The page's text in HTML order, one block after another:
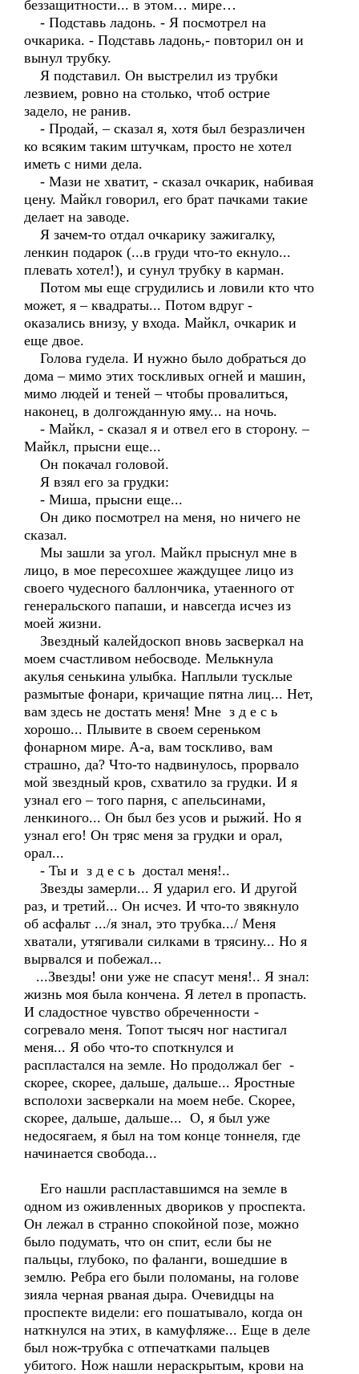
беззащитности... в этом… мире…
- Подставь ладонь. - Я посмотрел на
очкарика. - Подставь ладонь,- повторил он и
вынул трубку.
Я подставил. Он выстрелил из трубки
лезвием, ровно на столько, чтоб острие
задело, не ранив.
- Продай, – сказал я, хотя был безразличен
ко всяким таким штучкам, просто не хотел
иметь с ними дела.
- Мази не хватит, - сказал очкарик, набивая
цену. Майкл говорил, его брат пачками такие
делает на заводе.
Я зачем-то отдал очкарику зажигалку,
ленкин подарок (...в груди что-то екнуло...
плевать хотел!), и сунул трубку в карман.
Потом мы еще сгрудились и ловили кто что
может, я – квадраты... Потом вдруг -
оказались внизу, у входа. Майкл, очкарик и
еще двое.
Голова гудела. И нужно было добраться до
дома – мимо этих тоскливых огней и машин,
мимо людей и теней – чтобы провалиться,
наконец, в долгожданную яму... на ночь.
- Майкл, - сказал я и отвел его в сторону. –
Майкл, прысни еще...
Он покачал головой.
Я взял его за грудки:
- Миша, прысни еще...
Он дико посмотрел на меня, но ничего не
сказал.
Мы зашли за угол. Майкл прыснул мне в
лицо, в мое пересохшее жаждущее лицо из
своего чудесного баллончика, утаенного от
генеральского папаши, и навсегда исчез из
моей жизни.
Звездный калейдоскоп вновь засверкал на
моем счастливом небосводе. Мелькнула
акулья сенькина улыбка. Наплыли тусклые
размытые фонари, кричащие пятна лиц... Нет,
вам здесь не достать меня! Мне з д е с ь
хорошо... Плывите в своем сереньком
фонарном мире. А-а, вам тоскливо, вам
страшно, да? Что-то надвинулось, прорвало
мой звездный кров, схватило за грудки. И я
узнал его – того парня, с апельсинами,
ленкиного... Он был без усов и рыжий. Но я
узнал его! Он тряс меня за грудки и орал,
орал...
- Ты и з д е с ь достал меня!..
Звезды замерли... Я ударил его. И другой
раз, и третий... Он исчез. И что-то звякнуло
об асфальт .../я знал, это трубка.../ Меня
хватали, утягивали силками в трясину... Но я
вырвался и побежал...
...Звезды! они уже не спасут меня!.. Я знал:
жизнь моя была кончена. Я летел в пропасть.
И сладостное чувство обреченности -
согревало меня. Топот тысяч ног настигал
меня... Я обо что-то споткнулся и
распластался на земле. Но продолжал бег -
скорее, скорее, дальше, дальше... Яростные
всполохи засверкали на моем небе. Скорее,
скорее, дальше, дальше... О, я был уже
недосягаем, я был на том конце тоннеля, где
начинается свобода...
Его нашли распластавшимся на земле в
одном из оживленных двориков у проспекта.
Он лежал в странно спокойной позе, можно
было подумать, что он спит, если бы не
пальцы, глубоко, по фаланги, вошедшие в
землю. Ребра его были поломаны, на голове
зияла черная рваная дыра. Очевидцы на
проспекте видели: его пошатывало, когда он
наткнулся на этих, в камуфляже... Еще в деле
был нож-трубка с отпечатками пальцев
убитого. Нож нашли нераскрытым, крови на